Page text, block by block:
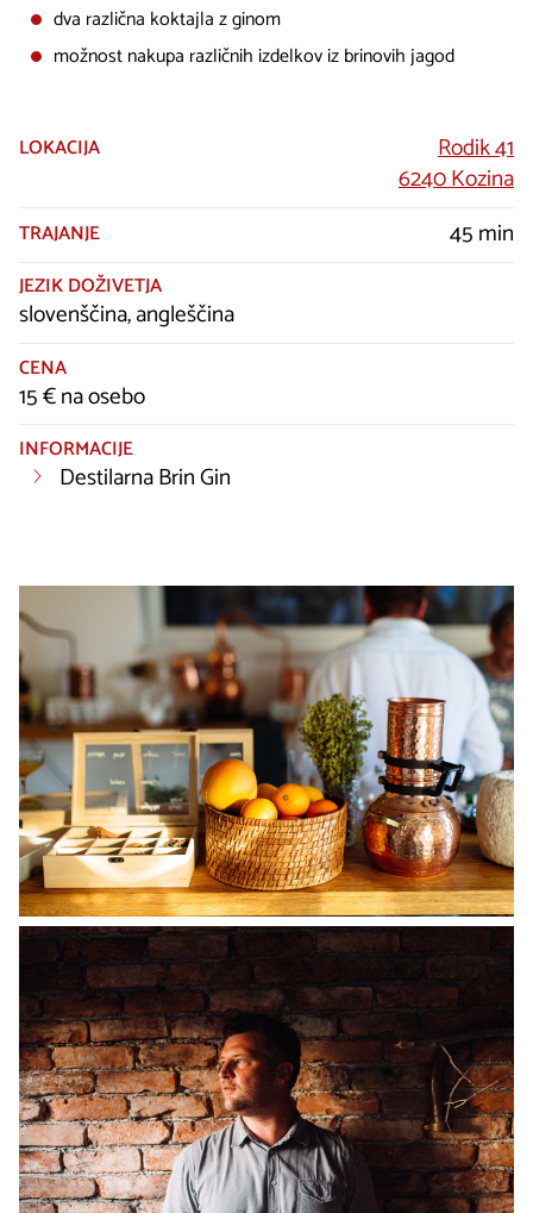
dva različna koktajla z ginom
možnost nakupa različnih izdelkov iz brinovih jagod
LOKACIJA
Rodik 41
6240 Kozina
TRAJANJE 45 min
JEZIK DOŽIVETJA
slovenščina, angleščina
CENA
15 € na osebo
INFORMACIJE
Destilarna Brin Gin